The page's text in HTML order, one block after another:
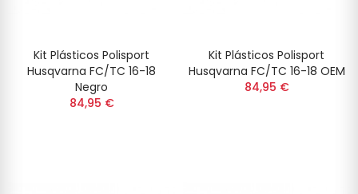
Kit Plásticos Polisport
Husqvarna FC/TC 16-18
Negro
84,95 €
Kit Plásticos Polisport
Husqvarna FC/TC 16-18 OEM
84,95 €